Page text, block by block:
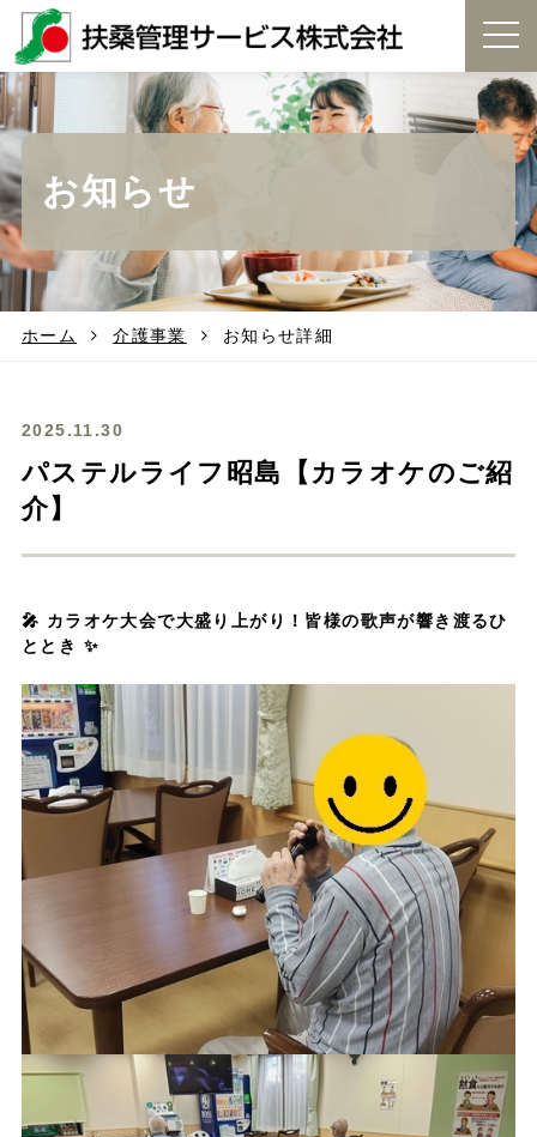
t
g
g
l
i
g
a
お知らせ
ホーム 介護事業 お知らせ詳細
2025.11.30
パステルライフ昭島【カラオケのご紹
介】
🎤 カラオケ大会で大盛り上がり！皆様の歌声が響き渡るひ
ととき ✨